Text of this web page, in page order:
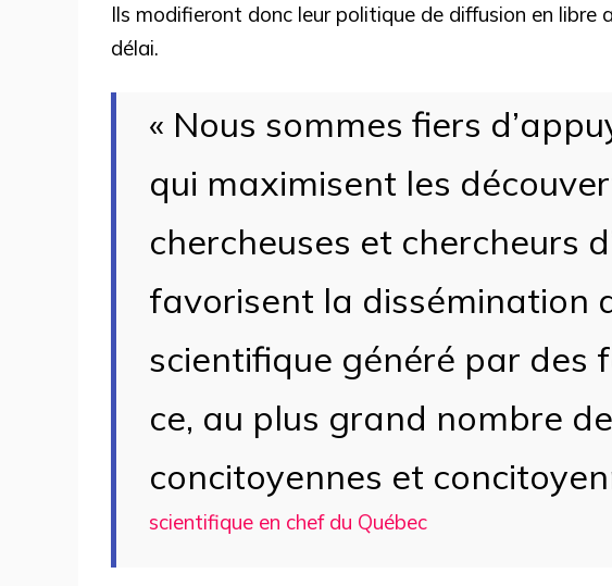
Ils modifieront donc leur politique de diffusion en libre
délai.
« Nous sommes fiers
qui maximisent les
chercheuses et chercheurs
favorisent la dissémination
scientifique généré par des
ce, au plus grand nombre
concitoyennes et
scientifique en chef du Québec